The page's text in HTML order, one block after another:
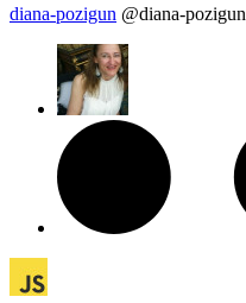
diana-pozigun @diana-pozigun